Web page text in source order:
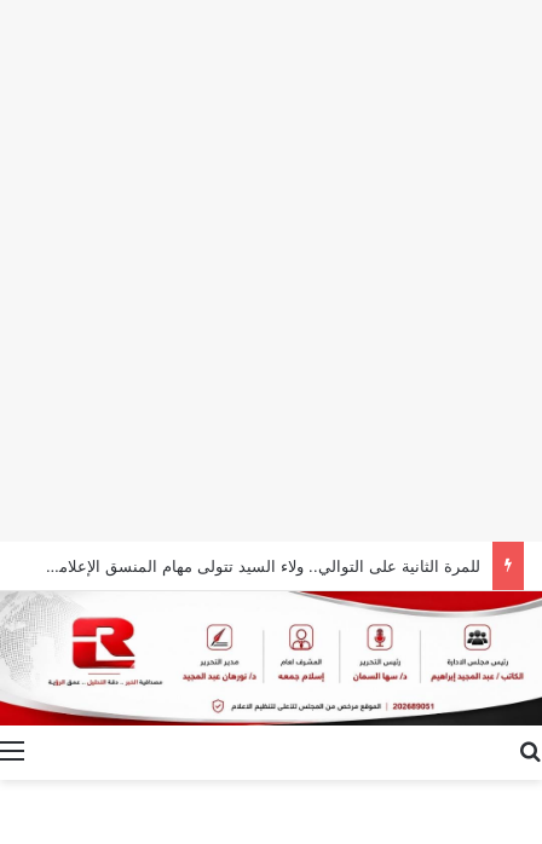
للمرة الثانية على التوالي.. ولاء السيد تتولى مهام المنسق الإعلامي لمهرجان “الأفضل بين الأفضل” في دورته الخامسة